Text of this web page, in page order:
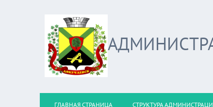
ГЛАВНАЯ СТРАНИЦА СТРУКТУРА